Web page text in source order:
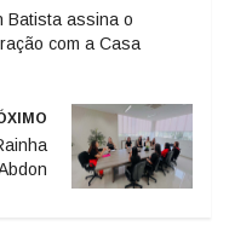
Batista assina o
com a Casa